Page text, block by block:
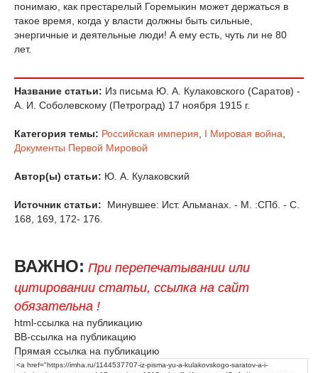
понимаю, как престарелый Горемыкин может держаться в
такое время, когда у власти должны быть сильные,
энергичные и деятельные люди! А ему есть, чуть ли не 80
лет.
Название статьи: Из письма Ю. А. Кулаковского (Саратов) -
А. И. Соболевскому (Петроград) 17 ноября 1915 г.
Категория темы: Российская империя I Мировая война
Документы Первой Мировой
Автор(ы) статьи: Ю. А. Кулаковский
Источник статьи:
Минувшее: Ист. Альманах. - М. :СПб. - С.
168, 169, 172- 176.
ВАЖНО: При перепечатывании или
цитировании статьи, ссылка на сайт
обязательна !
html-ссылка на публикацию
BB-ссылка на публикацию
Прямая ссылка на публикацию